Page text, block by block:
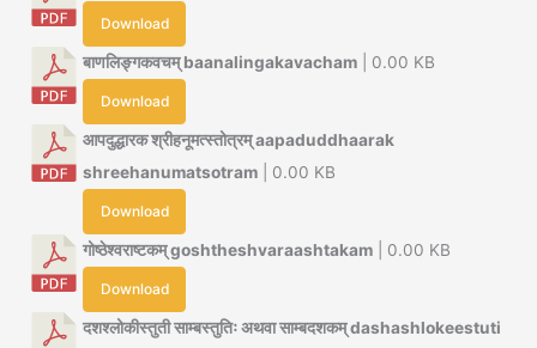
Download
बाणलिङ्गकवचम् baanalingakavacham | 0.00 KB
Download
आपदुद्धारक श्रीहनूमत्स्तोत्रम् aapaduddhaarak
shreehanumatsotram | 0.00 KB
Download
गोष्ठेश्वराष्टकम् goshtheshvaraashtakam | 0.00 KB
Download
दशश्लोकीस्तुती साम्बस्तुतिः अथवा साम्बदशकम् dashashlokeestuti